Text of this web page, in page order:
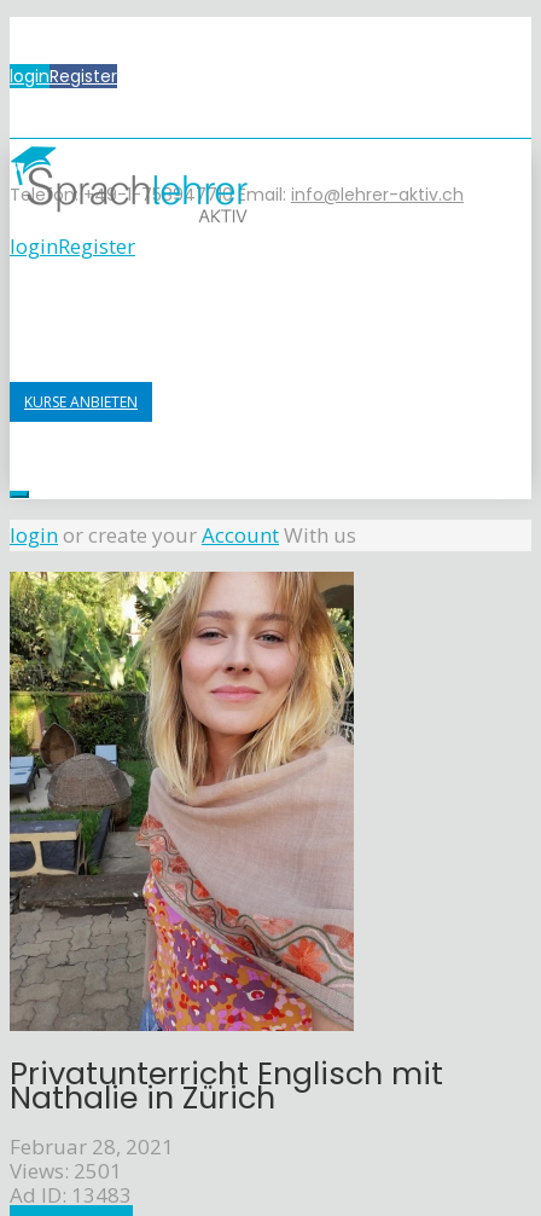
loginRegister
Telefon: +49-1-758947710 Email: info@lehrer-aktiv.ch
loginRegister
KURSE ANBIETEN
loginor create yourAccountWith us
Privatunterricht Englisch mit
Nathalie in Zürich
Februar 28, 2021
Views: 2501
Ad ID: 13483